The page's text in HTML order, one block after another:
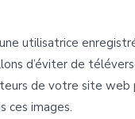
utilisatrice
d’éviter de
de votre site
ces images.